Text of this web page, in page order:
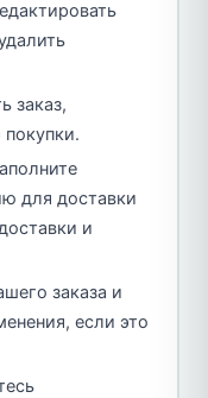
заказ,
для доставки
и
заказа и
если это